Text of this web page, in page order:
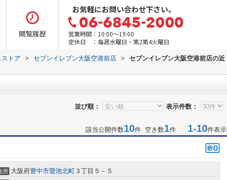
閲覧履歴
お気軽にお問い合わせ下さい。
営業時間：10:00～19:00
定休日 ：毎週水曜日・第2第4火曜日
トア > セブンイレブン大阪空港前店 >
セブンイレブン大阪空港前店の近
並び順： 表示件数：
該当公開件数10件 空き数1件 1-10件表示
所 大阪府豊中市螢池北町 ３丁目５－５